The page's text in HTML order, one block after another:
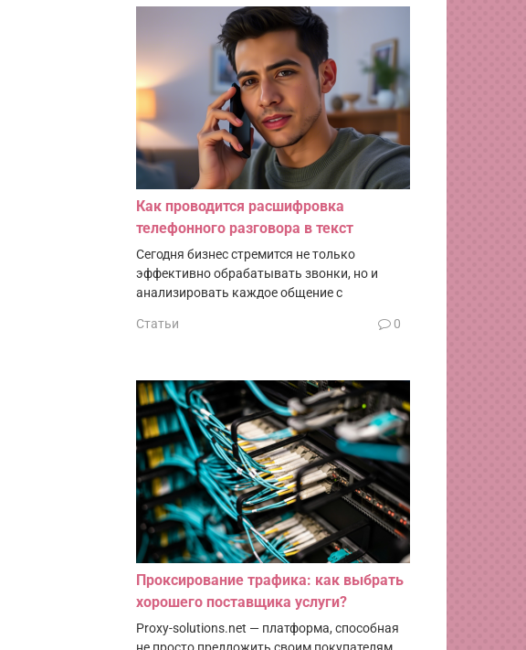
Как проводится расшифровка
телефонного разговора в текст
Сегодня бизнес стремится не только
эффективно обрабатывать звонки, но и
анализировать каждое общение с
Статьи 0
Проксирование трафика: как выбрать
хорошего поставщика услуги?
Proxy-solutions.net — платформа, способная